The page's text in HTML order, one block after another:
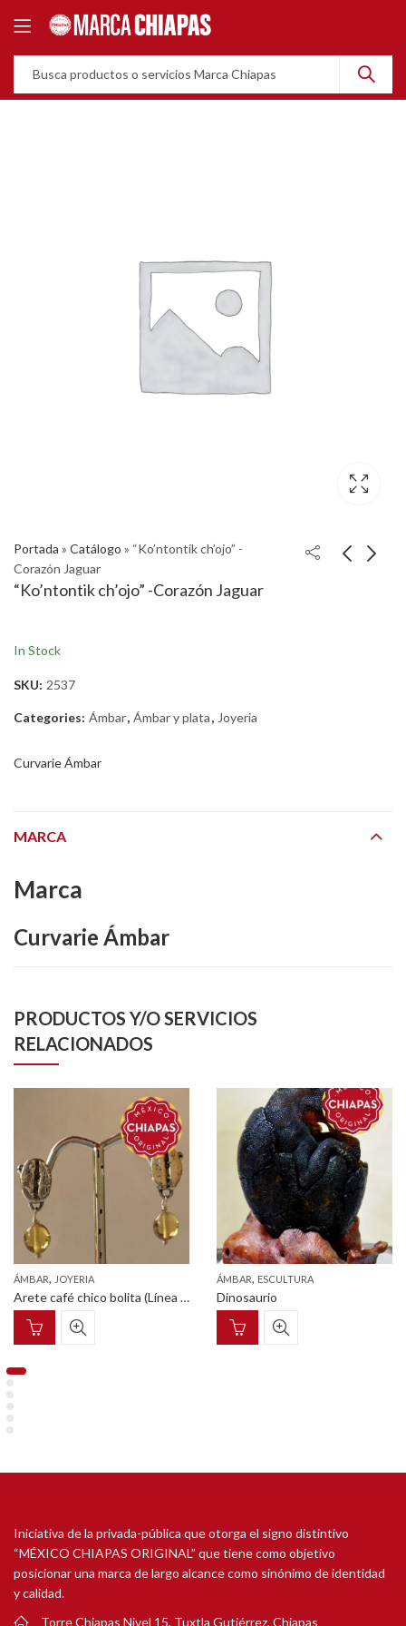
Portada » Catálogo » “Ko’ntontik ch’ojo” -
Corazón Jaguar
“Ko’ntontik ch’ojo” -Corazón Jaguar
In Stock
SKU: 2537
Categories: Ámbar, Ámbar y plata, Joyeria
Curvarie Ámbar
MARCA
Marca
Curvarie Ámbar
PRODUCTOS Y/O SERVICIOS
RELACIONADOS
ÁMBAR, JOYERIA
Arete café chico bolita (Línea granos de café)
ÁMBAR, ESCULTURA
Dinosaurio
Iniciativa de la privada-pública que otorga el signo distintivo
“MÉXICO CHIAPAS ORIGINAL” que tiene como objetivo
posicionar una marca de largo alcance como sinónimo de identidad
y calidad.
Torre Chiapas Nivel 15, Tuxtla Gutiérrez, Chiapas